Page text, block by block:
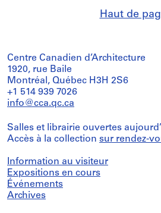
Haut de
Centre Canadien d’Architecture
1920, rue Baile
Montréal, Québec H3H 2S6
+1 514 939 7026
info@cca.qc.ca
Salles et librairie ouvertes
Accès à la collection sur rendez-
Information au visiteur
Expositions en cours
Événements
Archives